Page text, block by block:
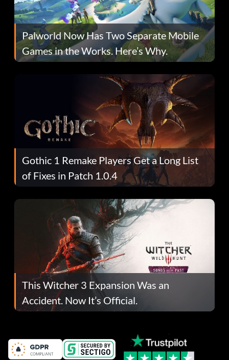
Palworld Now Has Two Separate Mobile
Games in the Works. Here’s Why.
Gothic 1 Remake Players Get a Long List
of Fixes in Patch 1.0.4
This Witcher 3 Expansion Was an
Accident. Now It’s Official.